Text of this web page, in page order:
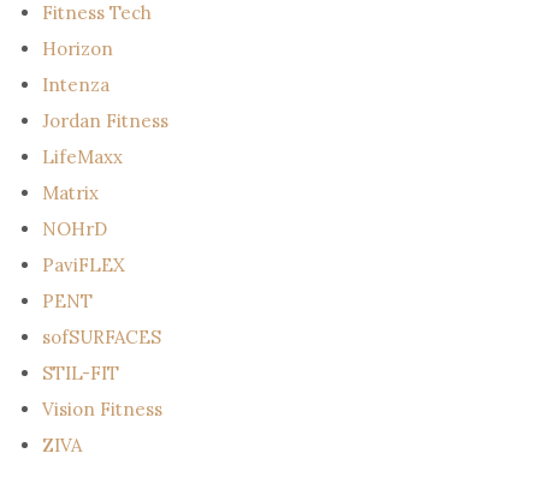
Fitness Tech
Horizon
Intenza
Jordan Fitness
LifeMaxx
Matrix
NOHrD
PaviFLEX
PENT
sofSURFACES
STIL-FIT
Vision Fitness
ZIVA